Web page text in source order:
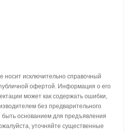
носит исключительно справочный
офертой. Информация о его
может как содержать ошибки,
без предварительного
основанием для предъявления
уточняйте существенные